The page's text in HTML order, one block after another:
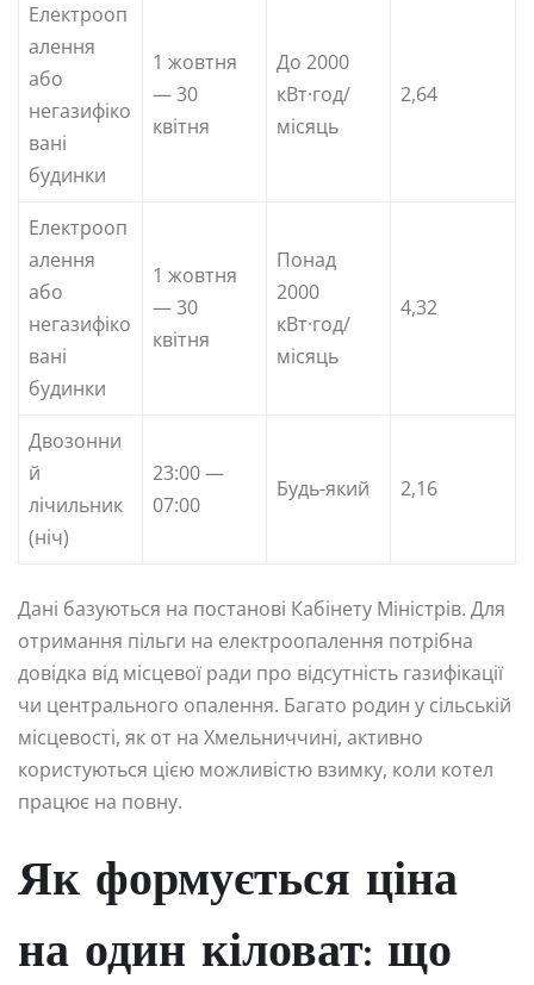
Електрооп
алення
або
негазифіко
вані
будинки
1 жовтня
— 30
квітня
До 2000
кВт·год/
місяць
2,64
Електрооп
алення
або
негазифіко
вані
будинки
1 жовтня
— 30
квітня
Понад
2000
кВт·год/
місяць
4,32
Двозонни
й
лічильник
(ніч)
23:00 —
07:00
Будь-який 2,16
Дані базуються на постанові Кабінету Міністрів. Для
отримання пільги на електроопалення потрібна
довідка від місцевої ради про відсутність газифікації
чи центрального опалення. Багато родин у сільській
місцевості, як от на Хмельниччині, активно
користуються цією можливістю взимку, коли котел
працює на повну.
Як формується ціна
на один кіловат: що